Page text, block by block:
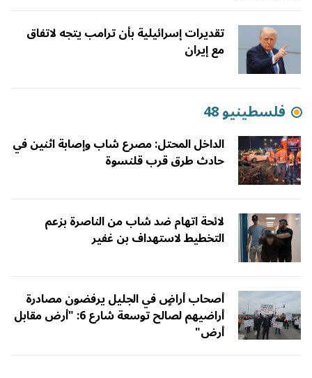
تقديرات إسرائيلية بأن ترامب يتجه لاتفاق
مع إيران
فلسطينيو 48
الداخل المحتل: مصرع شاب وإصابة اثنين في
حادث طرق قرب قلنسوة
لائحة اتهام ضد شاب من الناصرة بزعم
التخطيط لاستهداف بن غفير
أصحاب أراضٍ في الجليل يرفضون مصادرة
أراضيهم لصالح توسعة شارع 6: "أرض مقابل
أرض"